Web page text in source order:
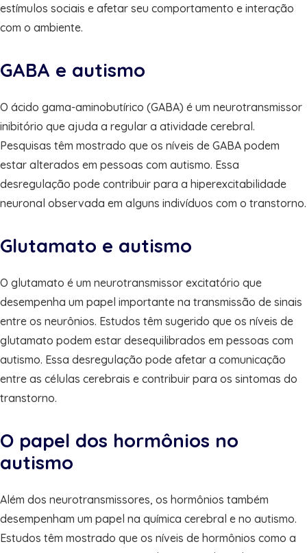
estímulos sociais e afetar seu comportamento e interação
com o ambiente.
GABA e autismo
O ácido gama-aminobutírico (GABA) é um neurotransmissor
inibitório que ajuda a regular a atividade cerebral.
Pesquisas têm mostrado que os níveis de GABA podem
estar alterados em pessoas com autismo. Essa
desregulação pode contribuir para a hiperexcitabilidade
neuronal observada em alguns indivíduos com o transtorno.
Glutamato e autismo
O glutamato é um neurotransmissor excitatório que
desempenha um papel importante na transmissão de sinais
entre os neurônios. Estudos têm sugerido que os níveis de
glutamato podem estar desequilibrados em pessoas com
autismo. Essa desregulação pode afetar a comunicação
entre as células cerebrais e contribuir para os sintomas do
transtorno.
O papel dos hormônios no
autismo
Além dos neurotransmissores, os hormônios também
desempenham um papel na química cerebral e no autismo.
Estudos têm mostrado que os níveis de hormônios como a